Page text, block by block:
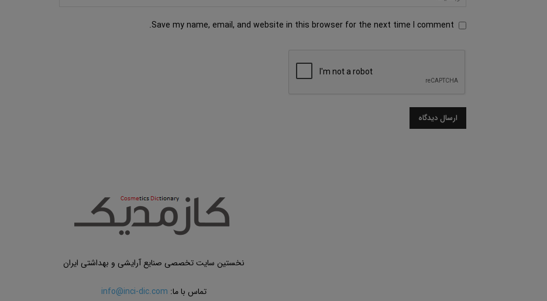
Save my name, email, and website in this browser for the next time I comment.
نخستین سایت تخصصی صنایع آرایشی و بهداشتی ایران
تماس با ما: info@inci-dic.com